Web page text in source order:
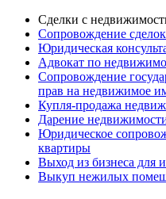
Сделки с
Сопровождение
Юридическая
Адвокат по
Сопровождение
прав на недвижимое
Купля-продажа
Дарение
Юридическое
квартиры
Выход из бизнеса для
Выкуп нежилых